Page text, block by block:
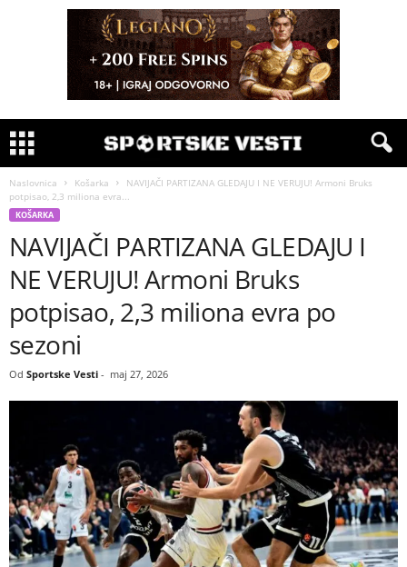
Naslovnica Košarka
NAVIJAČI PARTIZANA GLEDAJU I NE VERUJU! Armoni Bruks
potpisao, 2,3 miliona evra...
KOŠARKA
NAVIJAČI PARTIZANA GLEDAJU I
NE VERUJU! Armoni Bruks
potpisao, 2,3 miliona evra po
sezoni
Od Sportske Vesti - maj 27, 2026